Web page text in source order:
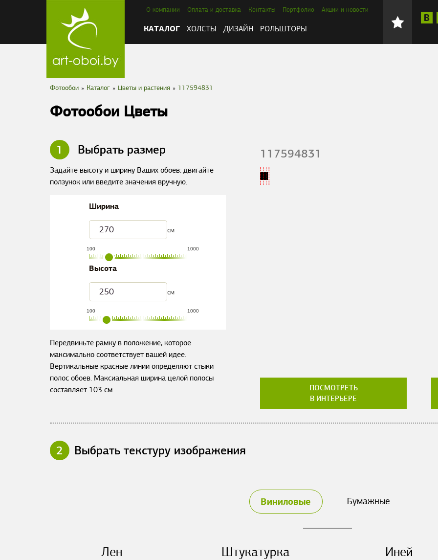
О компании Оплата и доставка Контакты Портфолио Акции и новости
КАТАЛОГ ХОЛСТЫ ДИЗАЙН РОЛЬШТОРЫ
Фотообои » Каталог » Цветы и растения » 117594831
Фотообои Цветы
1 Выбрать размер
Задайте высоту и ширину Ваших обоев: двигайте
ползунок или введите значения вручную.
Ширина
см
100 1000
Высота
см
100 1000
Передвиньте рамку в положение, которое
максимально соответствует вашей идее.
Вертикальные красные линии определяют стыки
полос обоев. Максиальная ширина целой полосы
составляет 103 см.
117594831
ПОСМОТРЕТЬ
В ИНТЕРЬЕРЕ
2 Выбрать текстуру изображения
Виниловые Бумажные
Лен Штукатурка Иней